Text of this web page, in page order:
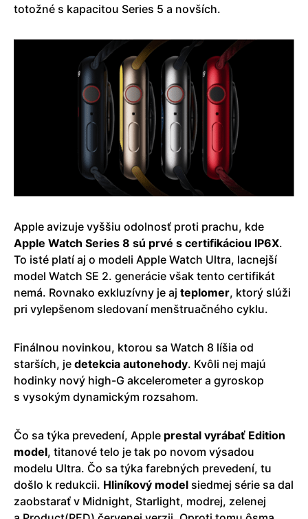
totožné s kapacitou Series 5 a novších.
Apple avizuje vyššiu odolnosť proti prachu, kde
Apple Watch Series 8 sú prvé s certifikáciou IP6X.
To isté platí aj o modeli Apple Watch Ultra, lacnejší
model Watch SE 2. generácie však tento certifikát
nemá. Rovnako exkluzívny je aj teplomer, ktorý slúži
pri vylepšenom sledovaní menštruačného cyklu.
Finálnou novinkou, ktorou sa Watch 8 líšia od
starších, je detekcia autonehody. Kvôli nej majú
hodinky nový high-G akcelerometer a gyroskop
s vysokým dynamickým rozsahom.
Čo sa týka prevedení, Apple prestal vyrábať Edition
model, titanové telo je tak po novom výsadou
modelu Ultra. Čo sa týka farebných prevedení, tu
došlo k redukcii. Hliníkový model siedmej série sa dal
zaobstarať v Midnight, Starlight, modrej, zelenej